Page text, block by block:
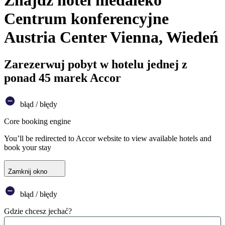
Centrum konferencyjne
Austria Center Vienna, Wiedeń
Zarezerwuj pobyt w hotelu jednej z
ponad 45 marek Accor
błąd / błędy
Core booking engine
You’ll be redirected to Accor website to view available hotels and
book your stay
Zamknij okno
błąd / błędy
Gdzie chcesz jechać?